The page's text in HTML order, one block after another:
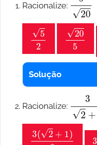
Racionalize:
52 205
Solução
Racionalize: 1
3(2+1) 2 3